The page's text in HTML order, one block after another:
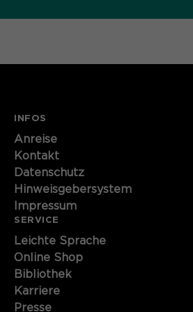
Name cookie_optin
Zweck
INFOS
Anreise
Kontakt
Datenschutz
Hinweisgebersystem
Impressum
SERVICE
Leichte Sprache
Online Shop
Bibliothek
Karriere
Presse